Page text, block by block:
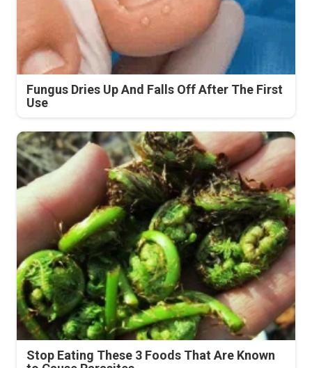
Fungus Dries Up And Falls Off After The First
Use
Stop Eating These 3 Foods That Are Known